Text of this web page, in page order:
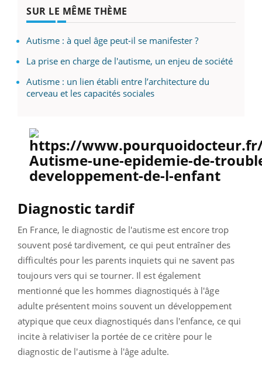
SUR LE MÊME THÈME
Autisme : à quel âge peut-il se manifester ?
La prise en charge de l'autisme, un enjeu de société
Autisme : un lien établi entre l’architecture du
cerveau et les capacités sociales
Diagnostic tardif
En France, le diagnostic de l'autisme est encore trop
souvent posé tardivement, ce qui peut entraîner des
difficultés pour les parents inquiets qui ne savent pas
toujours vers qui se tourner. Il est également
mentionné que les hommes diagnostiqués à l'âge
adulte présentent moins souvent un développement
atypique que ceux diagnostiqués dans l'enfance, ce qui
incite à relativiser la portée de ce critère pour le
diagnostic de l'autisme à l'âge adulte.